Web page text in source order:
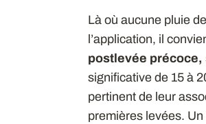
Là où aucune pluie
l’application, il
postlevée
significative de 15 à
pertinent de leur
premières levées.